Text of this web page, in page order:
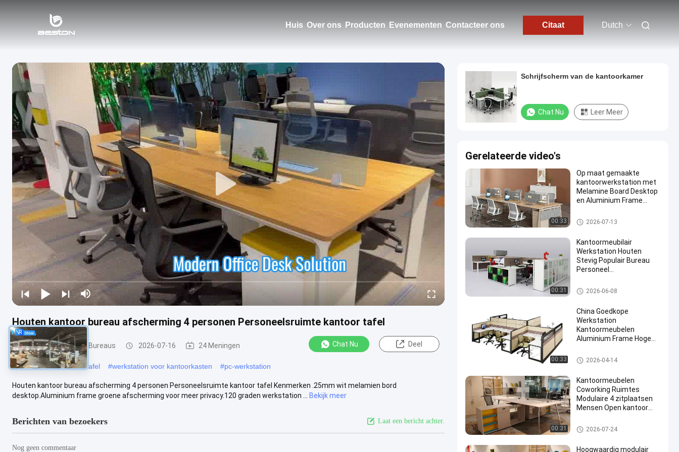
Huis Over ons Producten Evenementen Contacteer ons Citaat Dutch
Houten kantoor bureau afscherming 4 personen Personeelsruimte kantoor tafel
Bureau Werkstation Bureaus 2026-07-16 24 Meningen Chat Nu Deel
#Modulaire werkstationtafel #werkstation voor kantoorkasten #pc-werkstation
Houten kantoor bureau afscherming 4 personen Personeelsruimte kantoor tafel Kenmerken .25mm wit melamien bord
desktop.Aluminium frame groene afscherming voor meer privacy.120 graden werkstation ...
Bekijk meer
Berichten van bezoekers Laat een bericht achter.
Nog geen commentaar
Schrijfscherm van de kantoorkamer
Chat Nu Leer Meer
Gerelateerde video's
00:33
Op maat gemaakte
kantoorwerkstation met
Melamine Board Desktop
en Aluminium Frame
Bureau Werkstation Bureaus
2026-07-13
00:31
Kantoormeubilair
Werkstation Houten
Stevig Populair Bureau
Personeel
Bureau Werkstation Bureaus
2026-06-08
00:33
China Goedkope
Werkstation
Kantoormeubelen
Aluminium Frame Hoge
Modulaire Kantoortafel
Bureau Werkstation Bureaus
2026-04-14
00:31
Kantoormeubelen
Coworking Ruimtes
Modulaire 4 zitplaatsen
Mensen Open kantoor
Bureau Werkstation Bureaus
2026-07-24
Hoogwaardig modulair